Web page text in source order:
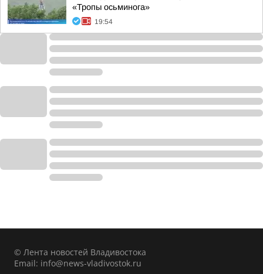
«Тропы осьминога»
19:54
© Лента новостей Владивостока
Email: info@news-vladivostok.ru